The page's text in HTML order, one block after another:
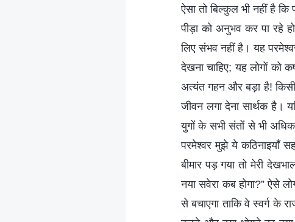
ऐसा तो बिल्कुल भी नहीं है
पीड़ा को अनुभव कर पा रहे
लिए संभव नहीं है। यह
देखना चाहिए; यह लोगों को
अत्यंत गहन और बड़ा है! किसी
जीवन लगा देना सार्थक है।
युगों के सभी संतों से भी
परमेश्वर मुझे ये कठिनाइयाँ
बीमार पड़ गया तो मेरी
नया सवेरा कब होगा?” ऐसे
से बचाएगा ताकि वे स्वर्ग के